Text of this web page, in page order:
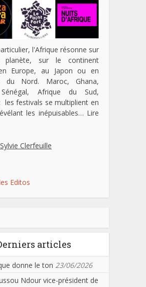
l'Afrique résonne sur
sur le continent
Europe, au Japon ou en
du Nord. Maroc, Ghana,
Afrique du Sud,
les festivals se multiplient en
les inépuisables… Lire
Sylvie Clerfeuille
Editos
articles
donne le ton 23/06/2026
Ndour vice-président de